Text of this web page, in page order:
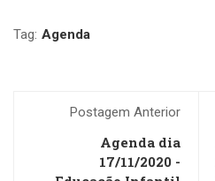
Tag: Agenda
Postagem Anterior
Agenda dia
17/11/2020 -